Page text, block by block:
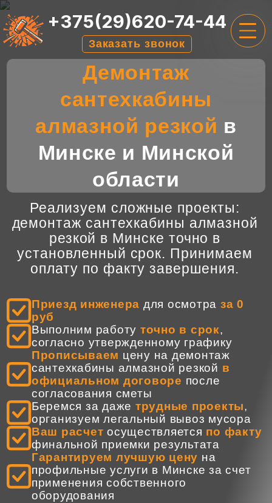
+375(29)620-74-44
Заказать звонок
ЦЕНЫ
О НАС
КОНТАКТЫ
Демонтаж
сантехкабины
алмазной резкой в
Минске и Минской
области
Реализуем сложные проекты:
демонтаж сантехкабины алмазной
резкой в Минске точно в
установленный срок. Принимаем
оплату по факту завершения.
Приезд инженера для осмотра за 0
руб
Выполним работу точно в срок,
согласно утвержденному графику
Прописываем цену на демонтаж
сантехкабины алмазной резкой в
официальном договоре после
согласования сметы
Беремся за даже трудные проекты,
организуем легальный вывоз мусора
Ваш расчет осуществляется по факту
финальной приемки результата
Гарантируем лучшую цену на
профильные услуги в Минске за счет
применения собственного
оборудования